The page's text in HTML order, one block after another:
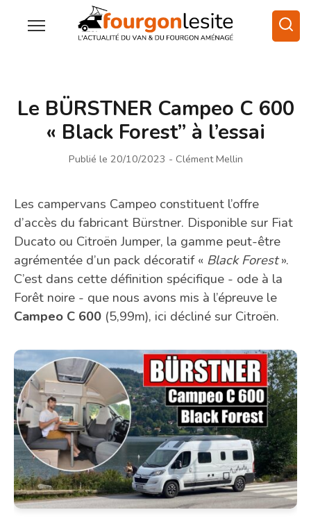
Le BÜRSTNER Campeo C 600
« Black Forest” à l’essai
Publié le 20/10/2023 - Clément Mellin
Les campervans Campeo constituent l’offre
d’accès du fabricant Bürstner. Disponible sur Fiat
Ducato ou Citroën Jumper, la gamme peut-être
agrémentée d’un pack décoratif « Black Forest».
C’est dans cette définition spécifique - ode à la
Forêt noire - que nous avons mis à l’épreuve le
Campeo C 600 (5,99m), ici décliné sur Citroën.